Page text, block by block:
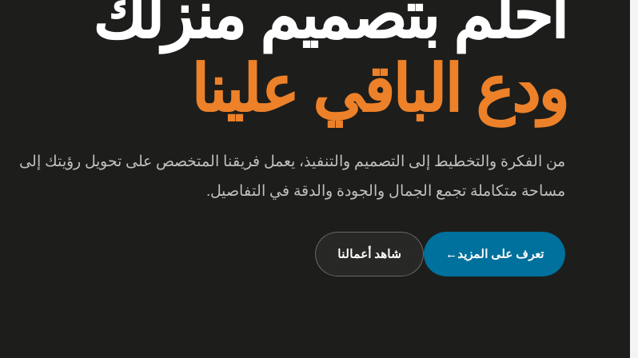
أرقى المفروشات
بتفاصيل تصنع الفرق
عندما تجتمع أرقى المفروشات مع جودة الخامات والتصميم المبتكر، تتحول المساحة إلى تجربة
متكاملة تعكس شخصيتك وأسلوب حياتك.
شاهد تصميماتنا← تواصل معنا